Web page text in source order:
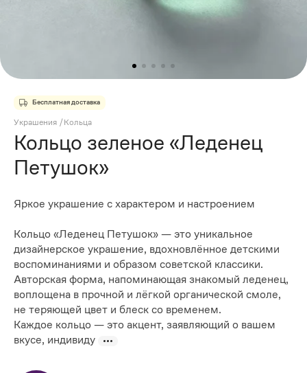
Украшения /Кольца
Бесплатная доставка
Кольцо зеленое «Леденец
Петушок»
Яркое украшение с характером и настроением
Кольцо «Леденец Петушок» — это уникальное
дизайнерское украшение, вдохновлённое детскими
воспоминаниями и образом советской классики.
Авторская форма, напоминающая знакомый леденец,
воплощена в прочной и лёгкой органической смоле,
не теряющей цвет и блеск со временем.
Каждое кольцо — это акцент, заявляющий о вашем
вкусе, индивиду